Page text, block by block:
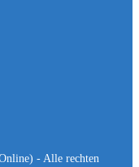
- Alle rechten